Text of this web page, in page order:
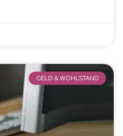
GELD & WOHLSTAND